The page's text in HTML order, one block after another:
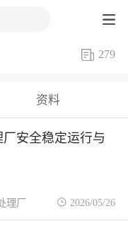
279
资料
安全稳定运行与
理厂 2026/05/26